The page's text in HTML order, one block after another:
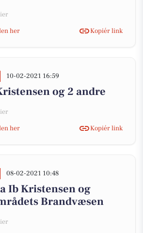
her
Kopiér link
10-02-2021 16:59
og 2 andre
her
Kopiér link
08-02-2021 10:48
Ib Kristensen og
Brandvæsen